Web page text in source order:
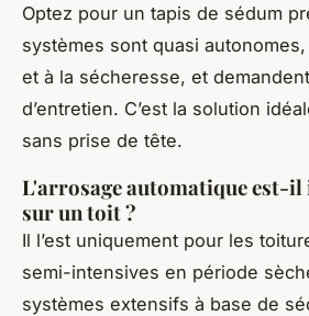
Optez pour un tapis de sédum
systèmes sont quasi
et à la sécheresse, et
d’entretien. C’est la solution
sans prise de tête.
L'arrosage automatique est-il
sur un toit ?
Il l’est uniquement pour les
semi-intensives en période
systèmes extensifs à base de